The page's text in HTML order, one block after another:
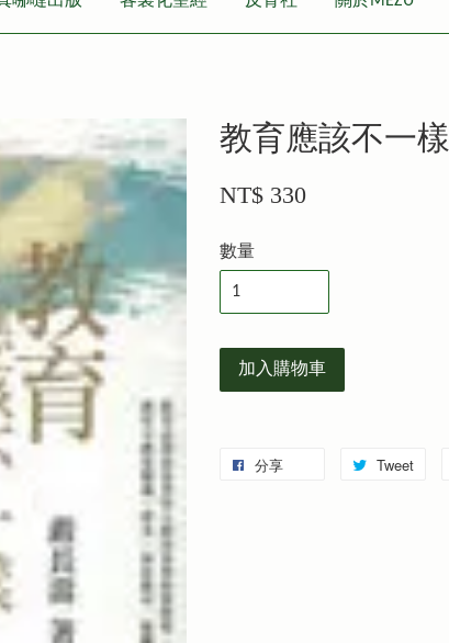
教育應該不一樣
NT$ 330
數量
加入購物車
分享 Tweet